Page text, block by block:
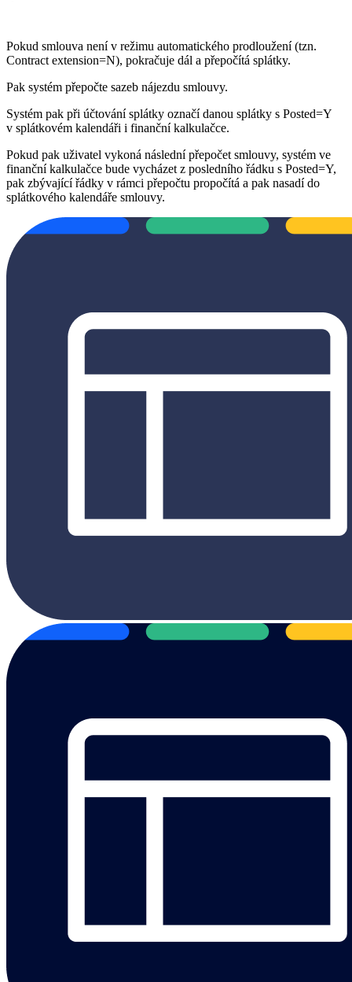
Pokud smlouva není v režimu automatického prodloužení (tzn.
Contract extension=N), pokračuje dál a přepočítá splátky.
Pak systém přepočte sazeb nájezdu smlouvy.
Systém pak při účtování splátky označí danou splátky s Posted=Y
v splátkovém kalendáři i finanční kalkulačce.
Pokud pak uživatel vykoná následní přepočet smlouvy, systém ve
finanční kalkulačce bude vycházet z posledního řádku s Posted=Y,
pak zbývající řádky v rámci přepočtu propočítá a pak nasadí do
splátkového kalendáře smlouvy.